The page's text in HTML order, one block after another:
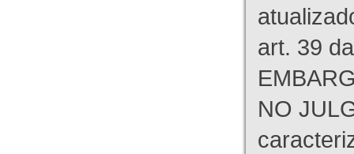
art. 39
NO